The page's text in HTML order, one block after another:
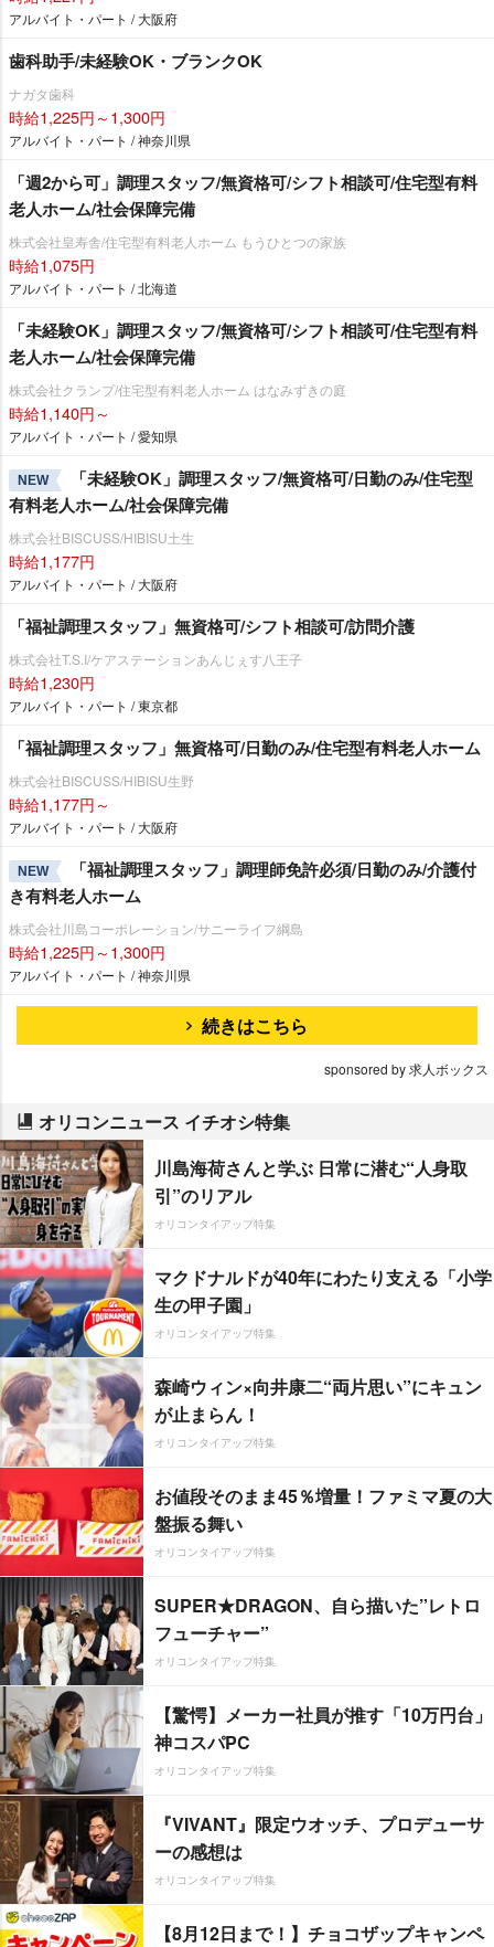
アルバイト・パート / 大阪府
歯科助手/未経験OK・ブランクOK
ナガタ歯科
時給1,225円～1,300円
アルバイト・パート / 神奈川県
「週2から可」調理スタッフ/無資格可/シフト相談可/住宅型有料
老人ホーム/社会保障完備
株式会社皇寿舎/住宅型有料老人ホーム もうひとつの家族
時給1,075円
アルバイト・パート / 北海道
「未経験OK」調理スタッフ/無資格可/シフト相談可/住宅型有料
老人ホーム/社会保障完備
株式会社クランプ/住宅型有料老人ホーム はなみずきの庭
時給1,140円～
アルバイト・パート / 愛知県
NEW
「未経験OK」調理スタッフ/無資格可/日勤のみ/住宅型
有料老人ホーム/社会保障完備
株式会社BISCUSS/HIBISU土生
時給1,177円
アルバイト・パート / 大阪府
「福祉調理スタッフ」無資格可/シフト相談可/訪問介護
株式会社T.S.I/ケアステーションあんじぇす八王子
時給1,230円
アルバイト・パート / 東京都
「福祉調理スタッフ」無資格可/日勤のみ/住宅型有料老人ホーム
株式会社BISCUSS/HIBISU生野
時給1,177円～
アルバイト・パート / 大阪府
NEW
「福祉調理スタッフ」調理師免許必須/日勤のみ/介護付
き有料老人ホーム
株式会社川島コーポレーション/サニーライフ綱島
時給1,225円～1,300円
アルバイト・パート / 神奈川県
続きはこちら
sponsored by 求人ボックス
オリコンニュース イチオシ特集
川島海荷さんと学ぶ 日常に潜む“人身取
引”のリアル
オリコンタイアップ特集
マクドナルドが40年にわたり支える「小学
生の甲子園」
オリコンタイアップ特集
森崎ウィン×向井康二“両片思い”にキュン
が止まらん！
オリコンタイアップ特集
お値段そのまま45％増量！ファミマ夏の大
盤振る舞い
オリコンタイアップ特集
SUPER★DRAGON、自ら描いた”レトロ
フューチャー”
オリコンタイアップ特集
【驚愕】メーカー社員が推す「10万円台」
神コスパPC
オリコンタイアップ特集
『VIVANT』限定ウオッチ、プロデューサ
ーの感想は
オリコンタイアップ特集
【8月12日まで！】チョコザップキャンペ